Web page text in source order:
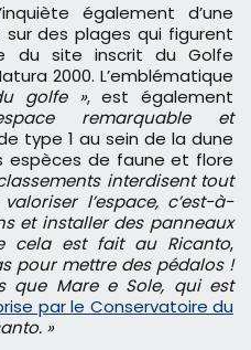
également d’une
des plages qui figurent
du site inscrit du Golfe
2000. L’emblématique
golfe », est également
remarquable et
type 1 au sein de la dune
espèces de faune et flore
interdisent tout
l’espace, c’est-à-
et installer des panneaux
cela est fait au Ricanto,
pour mettre des pédalos !
que Mare e Sole, qui est
par le Conservatoire du
»